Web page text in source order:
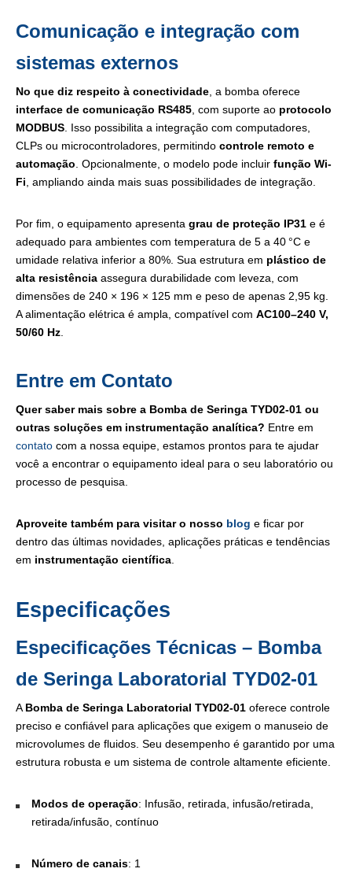
Comunicação e integração com
sistemas externos
No que diz respeito à conectividade, a bomba oferece
interface de comunicação RS485, com suporte ao protocolo
MODBUS. Isso possibilita a integração com computadores,
CLPs ou microcontroladores, permitindo controle remoto e
automação. Opcionalmente, o modelo pode incluir função Wi-
Fi, ampliando ainda mais suas possibilidades de integração.
Por fim, o equipamento apresenta grau de proteção IP31 e é
adequado para ambientes com temperatura de 5 a 40 °C e
umidade relativa inferior a 80%. Sua estrutura em plástico de
alta resistência assegura durabilidade com leveza, com
dimensões de 240 × 196 × 125 mm e peso de apenas 2,95 kg.
A alimentação elétrica é ampla, compatível com AC100–240 V,
50/60 Hz.
Entre em Contato
Quer saber mais sobre a Bomba de Seringa TYD02-01 ou
outras soluções em instrumentação analítica? Entre em
contato com a nossa equipe, estamos prontos para te ajudar
você a encontrar o equipamento ideal para o seu laboratório ou
processo de pesquisa.
Aproveite também para visitar o nosso blog e ficar por
dentro das últimas novidades, aplicações práticas e tendências
em instrumentação científica.
Especificações
Especificações Técnicas – Bomba
de Seringa Laboratorial TYD02-01
ABomba de Seringa Laboratorial TYD02-01 oferece controle
preciso e confiável para aplicações que exigem o manuseio de
microvolumes de fluidos. Seu desempenho é garantido por uma
estrutura robusta e um sistema de controle altamente eficiente.
Modos de operação: Infusão, retirada, infusão/retirada,
retirada/infusão, contínuo
Número de canais: 1